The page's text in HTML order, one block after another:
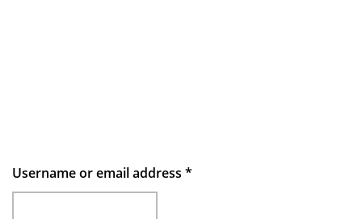
Username or email address *